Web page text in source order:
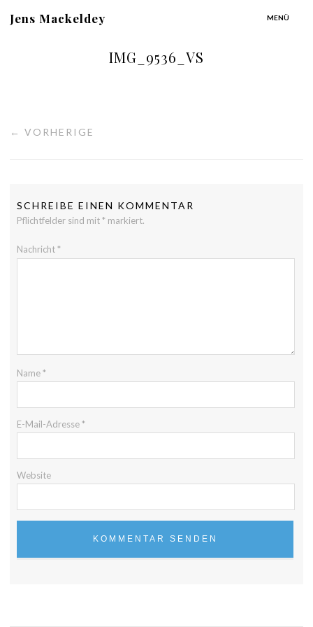
MENÜ
Jens Mackeldey
IMG_9536_VS
← VORHERIGE
SCHREIBE EINEN KOMMENTAR
Pflichtfelder sind mit* markiert.
Nachricht*
Name*
E-Mail-Adresse*
Website